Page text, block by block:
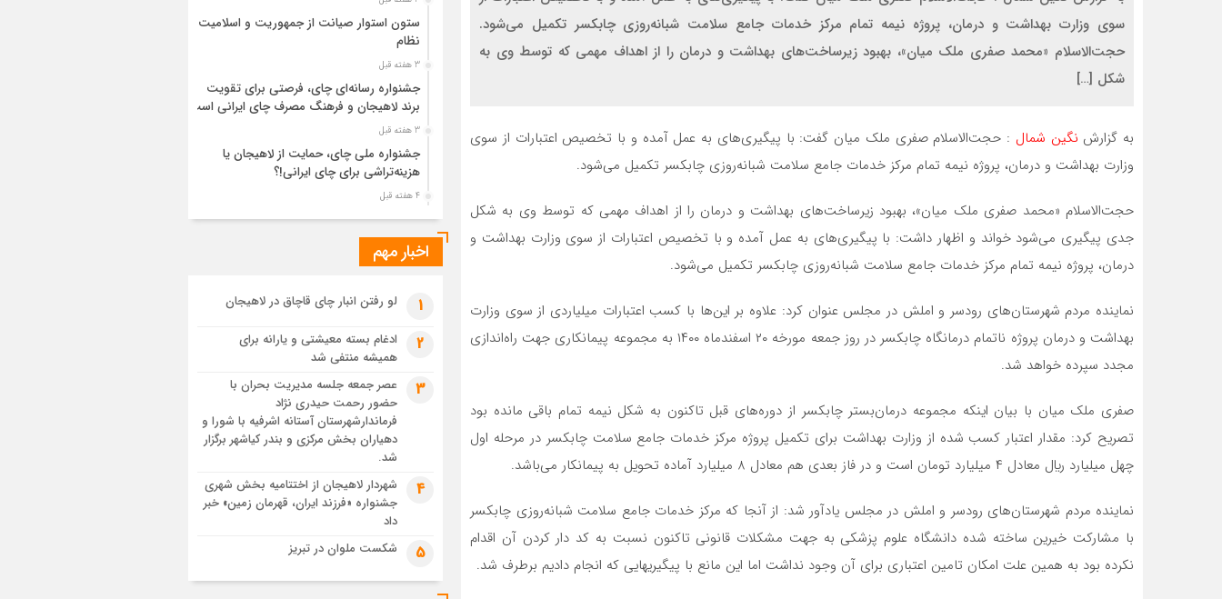
سوی وزارت بهداشت و درمان، پروژه نیمه تمام مرکز خدمات جامع سلامت شبانه‌روزی چابکسر تکمیل می‌شود.
حجت‌الاسلام «محمد صفری ملک میان»، بهبود زیرساخت‌های بهداشت و درمان را از اهداف مهمی که توسط وی به
شکل […]
به گزارش نگین شمال : حجت‌الاسلام صفری ملک میان گفت: با پیگیری‌های به عمل آمده و با تخصیص اعتبارات از سوی
وزارت بهداشت و درمان، پروژه نیمه تمام مرکز خدمات جامع سلامت شبانه‌روزی چابکسر تکمیل می‌شود.
حجت‌الاسلام «محمد صفری ملک میان»، بهبود زیرساخت‌های بهداشت و درمان را از اهداف مهمی که توسط وی به شکل
جدی پیگیری می‌شود خواند و اظهار داشت: با پیگیری‌های به عمل آمده و با تخصیص اعتبارات از سوی وزارت بهداشت و
درمان، پروژه نیمه تمام مرکز خدمات جامع سلامت شبانه‌روزی چابکسر تکمیل می‌شود.
نماینده مردم شهرستان‌های رودسر و املش در مجلس عنوان کرد: علاوه بر این‌ها با کسب اعتبارات میلیاردی از سوی وزارت
بهداشت و درمان پروژه ناتمام درمانگاه چابکسر در روز جمعه مورخه ۲۰ اسفندماه ۱۴۰۰ به مجموعه پیمانکاری جهت راه‌اندازی
مجدد سپرده خواهد شد.
صفری ملک میان با بیان اینکه مجموعه درمان‌بستر چابکسر از دوره‌های قبل تاکنون به شکل نیمه تمام باقی مانده بود
تصریح کرد: مقدار اعتبار کسب شده از وزارت بهداشت برای تکمیل پروژه‌ مرکز خدمات جامع سلامت چابکسر در مرحله اول
چهل میلیارد ﷼ معادل ۴ میلیارد تومان است و در فاز بعدی هم معادل 8 میلیارد آماده تحویل به پیمانکار می‌باشد.
نماینده مردم شهرستان‌های رودسر و املش در مجلس یادآور شد: از آنجا که مرکز خدمات جامع سلامت شبانه‌روزی چابکسر
با مشارکت خیرین ساخته شده دانشگاه علوم پزشکی به جهت مشکلات قانونی تاکنون نسبت به کد دار کردن آن اقدام
نکرده بود به همین علت امکان تامین اعتباری برای آن وجود نداشت اما این مانع با پیگیریهایی که انجام دادیم برطرف شد.
ستون استوار صیانت از جمهوریت و اسلامیت
نظام
3 هفته قبل
جشنواره رسانه‌ای چای، فرصتی برای تقویت
برند لاهیجان و فرهنگ مصرف چای ایرانی است
3 هفته قبل
جشنواره ملی چای، حمایت از لاهیجان یا
هزینه‌تراشی برای چای ایرانی!؟
4 هفته قبل
پیکر مطهر رهبر شهید انقلاب در حرم مطهر
رضوی آرام گرفت
آخر در آستان امام رئوف
تصاویر هوایی مراسم تشییع پیکر مطهر آقای
شهید ایران – مشهد
4 هفته قبل
مراسم تشییع پیکر مطهر آقای شهید ایران –
مشهد
تصاویری از تراکم جمعیت حاضر در میدان
ثورهالعشرین نجف اشرف
اخبار مهم
1 لو رفتن انبار چای قاچاق در لاهیجان
2
ادغام بسته معیشتی و یارانه برای
همیشه منتفی شد
3
عصر جمعه جلسه مدیریت بحران با
حضور رحمت حیدری نژاد
فرماندارشهرستان آستانه اشرفیه با شورا و
دهیاران بخش مرکزی و بندر کیاشهر برگزار
شد.
4
شهردار لاهیجان از اختتامیه بخش شهری
جشنواره «فرزند ایران، قهرمان زمین» خبر
داد
5 شکست ملوان در تبریز